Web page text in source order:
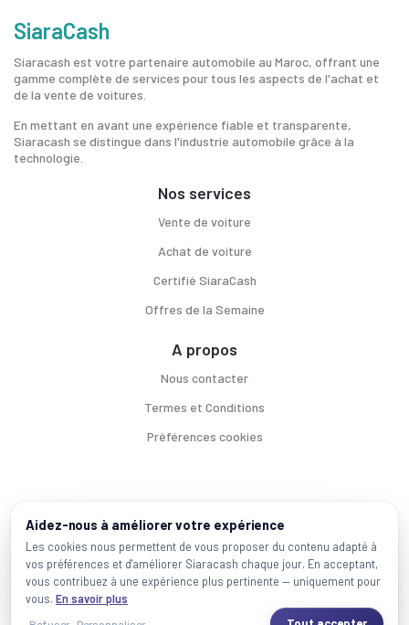
SiaraCash
Siaracash est votre partenaire automobile au Maroc, offrant une
gamme complète de services pour tous les aspects de l'achat et
de la vente de voitures.
En mettant en avant une expérience fiable et transparente,
Siaracash se distingue dans l'industrie automobile grâce à la
technologie.
Nos services
Vente de voiture
Achat de voiture
Certifié SiaraCash
Offres de la Semaine
A propos
Nous contacter
Termes et Conditions
Préférences cookies
Voitures par ville
Casablanca | | Mohammadia |Salé | |
Marques populaires
Mercedes| |Volkswagen | Renault Toyota Peugeot
Aidez-nous à améliorer votre expérience
Les cookies nous permettent de vous proposer du contenu adapté à
vos préférences et d'améliorer Siaracash chaque jour. En acceptant,
vous contribuez à une expérience plus pertinente — uniquement pour
vous. En savoir plus